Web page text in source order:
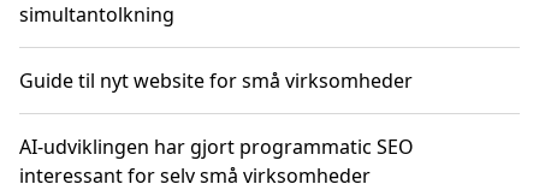
simultantolkning
Guide til nyt website for små virksomheder
AI-udviklingen har gjort programmatic SEO
interessant for selv små virksomheder